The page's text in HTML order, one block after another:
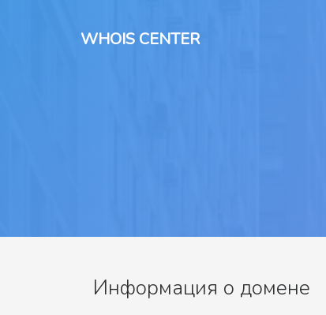
WHOIS CENTER
Информация о домене